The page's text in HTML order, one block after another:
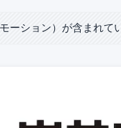
ーション）が含まれて